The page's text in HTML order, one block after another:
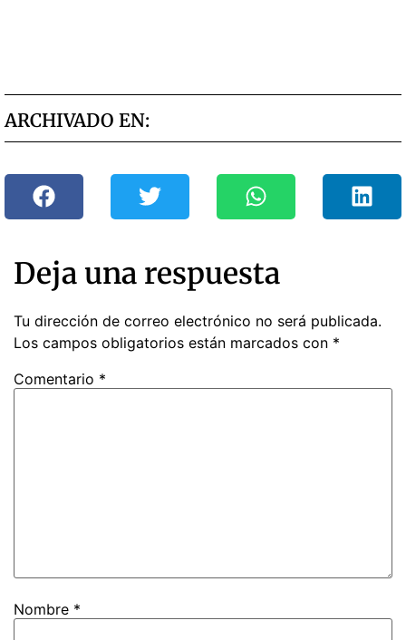
ARCHIVADO EN:
Deja una respuesta
Tu dirección de correo electrónico no será publicada.
Los campos obligatorios están marcados con *
Comentario *
Nombre *